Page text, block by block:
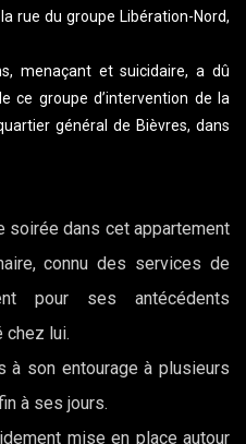
rue du groupe Libération-Nord,
menaçant et suicidaire, a dû
ce groupe d’intervention de la
général de Bièvres, dans
soirée dans cet appartement
connu des services de
pour ses antécédents
chez lui.
à son entourage à plusieurs
à ses jours.
mise en place autour